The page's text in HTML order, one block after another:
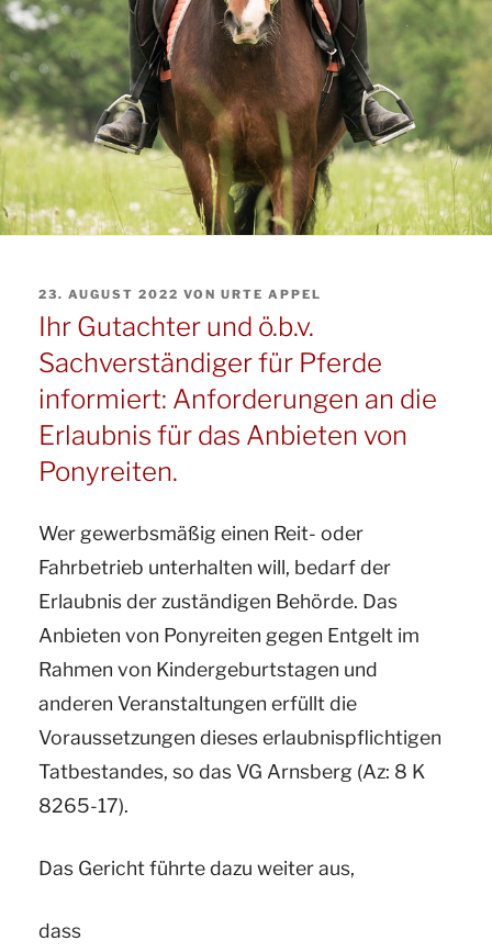
VERÖFFENTLICHT
AM
23. AUGUST 2022 VONURTE APPEL
Ihr Gutachter und ö.b.v.
Sachverständiger für Pferde
informiert: Anforderungen an die
Erlaubnis für das Anbieten von
Ponyreiten.
Wer gewerbsmäßig einen Reit- oder
Fahrbetrieb unterhalten will, bedarf der
Erlaubnis der zuständigen Behörde. Das
Anbieten von Ponyreiten gegen Entgelt im
Rahmen von Kindergeburtstagen und
anderen Veranstaltungen erfüllt die
Voraussetzungen dieses erlaubnispflichtigen
Tatbestandes, so das VG Arnsberg (Az: 8 K
8265-17).
Das Gericht führte dazu weiter aus,
dass